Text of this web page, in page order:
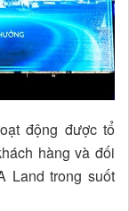
động được tổ
hàng và đối
Land trong suốt